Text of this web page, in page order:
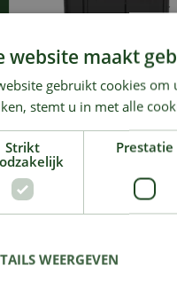
Genesis epx-335
1.899,
website maakt
gebruikt cookies
stemt u in met alle
Strikt
Prestatie
WEERGEVEN